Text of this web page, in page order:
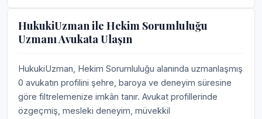
HukukiUzman ile Hekim Sorumluluğu
Uzmanı Avukata Ulaşın
HukukiUzman, Hekim Sorumluluğu alanında uzmanlaşmış
0 avukatın profilini şehre, baroya ve deneyim süresine
göre filtrelemenize imkân tanır. Avukat profillerinde
özgeçmiş, mesleki deneyim, müvekkil